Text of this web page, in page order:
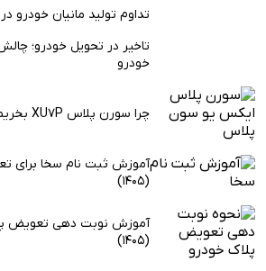
تداوم تولید مانیان خودرو
تاخیر در تحویل خودرو؛ چالش
خودرو
چرا سورن پلاس XU7P بخریم؟
آموزش ثبت نام سخا برای
(1405)
آموزش نوبت دهی تعویض
(1405)